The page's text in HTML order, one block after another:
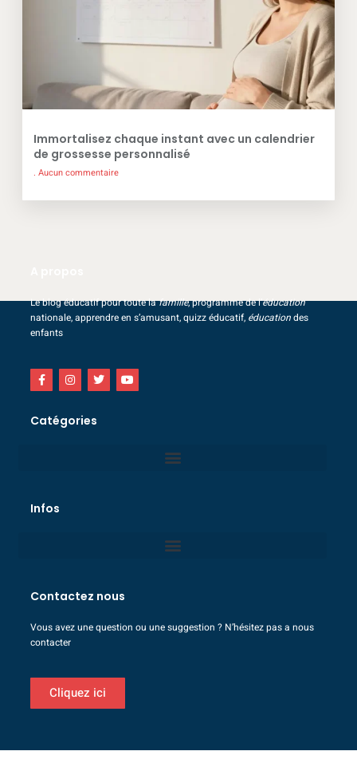
Immortalisez chaque instant avec un calendrier
de grossesse personnalisé
Aucun commentaire
Le blog éducatif pour toute lafamille, programme de l’éducation
nationale, apprendre en s’amusant, quizz éducatif, éducationdes
enfants
Catégories
Infos
Contactez nous
Vous avez une question ou une suggestion ? N’hésitez pas a nous
contacter
Cliquez ici